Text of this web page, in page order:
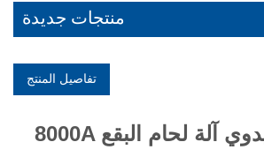
منتجات جديدة
تفاصيل المنتج
8000A ترانزستور يدوي آلة لحام البقع